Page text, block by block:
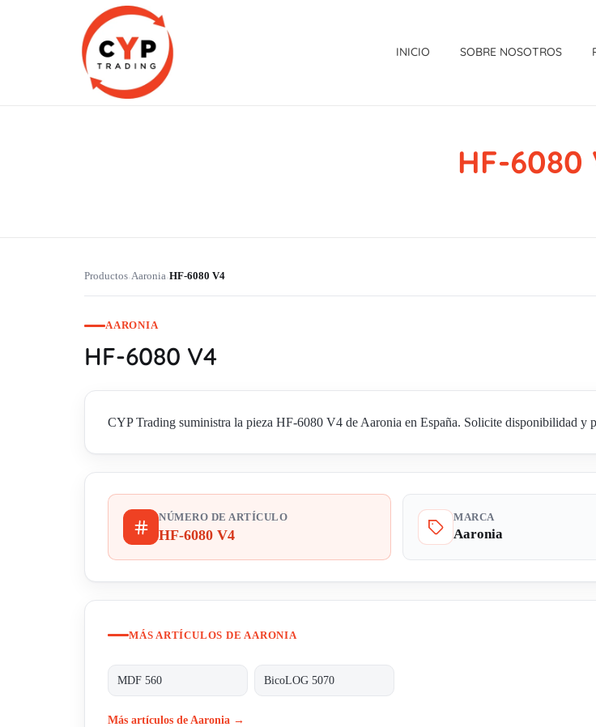
INICIO SOBRE NOSOTROS
HF-6080
Productos›Aaronia›HF-6080 V4
AARONIA
HF-6080 V4
CYP Trading suministra la pieza HF-6080 V4 de Aaronia en España. Solicite disponibilidad y
NÚMERO DE ARTÍCULO
HF-6080 V4
MARCA
Aaronia
MÁS ARTÍCULOS DE AARONIA
MDF 560 BicoLOG 5070
Más artículos de Aaronia →